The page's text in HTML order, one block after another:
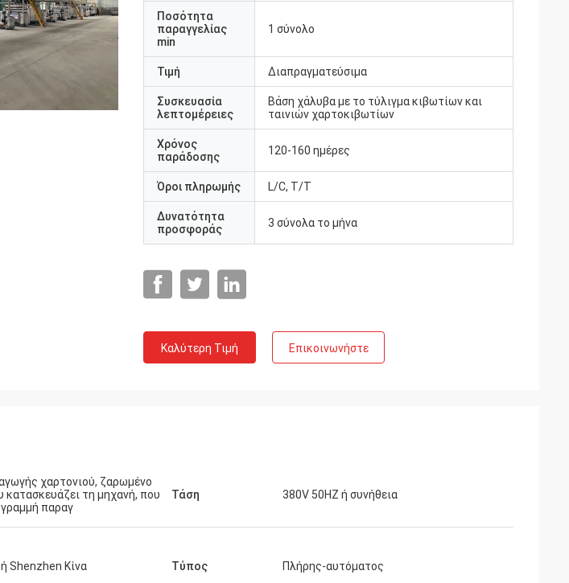
τη
να
Η μηχανή να μην έχει οποιοδήποτε μεγάλο
κλείσιμο από τόσα πολλά έτη, αυτό είναι
Ποσότητα
παραγγελίας
min
1 σύνολο
Τιμή Διαπραγματεύσιμα
Συσκευασία
λεπτομέρειες
Βάση χάλυβα με το τύλιγμα κιβωτίων και
ταινιών χαρτοκιβωτίων
Χρόνος
παράδοσης
120-160 ημέρες
Όροι πληρωμής L/C, T/T
Δυνατότητα
προσφοράς
3 σύνολα το μήνα
Καλύτερη Τιμή Επικοινωνήστε
χαρτονιού, ζαρωμένο
κατασκευάζει τη μηχανή, που
παραγ
Τάση 380V 50HZ ή συνήθεια
Shenzhen Κίνα Τύπος Πλήρης-αυτόματος